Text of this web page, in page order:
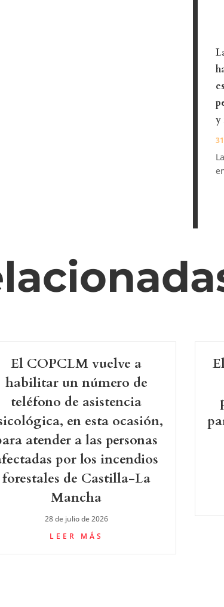
y
El COPCLM vuelve a
habilitar un número de
teléfono de asistencia
en esta ocasión,
atender a las personas
por los incendios
forestales de Castilla-La
Mancha
28 de julio de 2026
LEER MÁS